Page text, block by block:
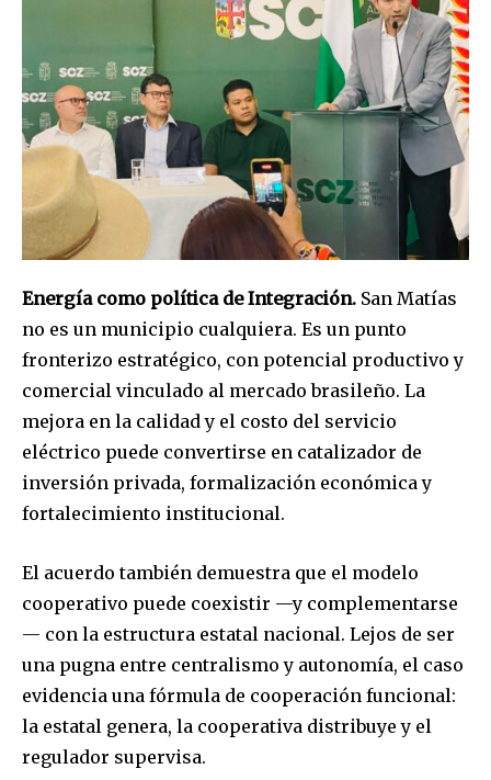
Join our community of
SUBSCRIBERS and be part of the
conversation.
Energía como política de Integración. San Matías
no es un municipio cualquiera. Es un punto
fronterizo estratégico, con potencial productivo y
comercial vinculado al mercado brasileño. La
mejora en la calidad y el costo del servicio
eléctrico puede convertirse en catalizador de
inversión privada, formalización económica y
fortalecimiento institucional.
El acuerdo también demuestra que el modelo
cooperativo puede coexistir —y complementarse
— con la estructura estatal nacional. Lejos de ser
una pugna entre centralismo y autonomía, el caso
evidencia una fórmula de cooperación funcional:
la estatal genera, la cooperativa distribuye y el
regulador supervisa.